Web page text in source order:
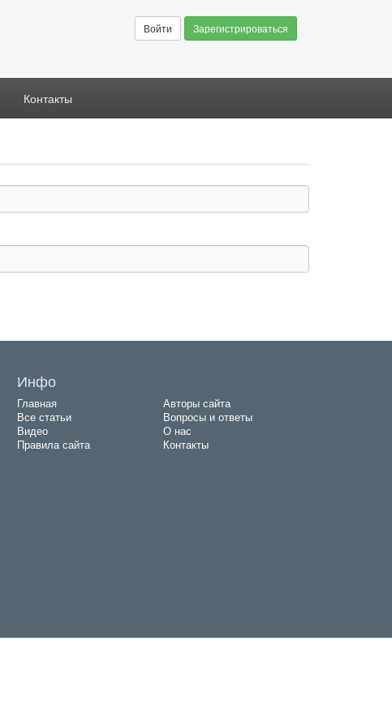
Войти Зарегистрироваться
Контакты
Инфо
Главная
Авторы сайта
Все статьи
Вопросы и ответы
Видео
О нас
Правила сайта
Контакты